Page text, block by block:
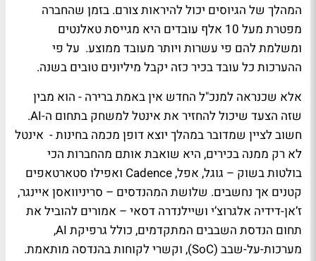
המהלך של הגיוסים יכול להיראות צורם. בזמן שהחברה
מפטרת מעל 10 אלף עובדים היא מגייסת טאלנטים
ומשלמת להם פי עשרות ויותר מעובד ממוצע. על פי
ההערכות כל עובד בכיר כזה יקבל מיליונים טובים בשנה.
אלא שכנראה למנכ"ל החדש אין באמת ברירה - הוא מבין
שזה הצעד שיכול להחזיר את אינטל למשחק בתחום ה-AI.
חשוב לציין שמדובר במהלך יוצא דופן מכמה בחינות - אינטל
לא רק ממנה בכירים, היא שואבת אותם מהחברות הכי
בולטות בשוק – גוגל, אפל, Cadence ואפילו סטארטאפים
קטנים אך נחשבים. שלושת המהנדסים – סריניוואסן איינגר,
ז’אן-דידיה אלגרוצ’י ושיילנדרה דסאי – אמורים להוביל את
תחום הנדסת השבבים המתקדמים, כולל גרפיקת AI,
מערכות-על-שבב (SoC), וקשרי לקוחות בהנדסה מותאמת.